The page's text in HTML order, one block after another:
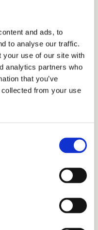
and ads, to
to analyse our traffic.
your use of our site with
analytics partners who
that you’ve
from your use
middag inplanerad då
ett frieri att
för resten av sitt
ringen är längre.
returfraktsedel.